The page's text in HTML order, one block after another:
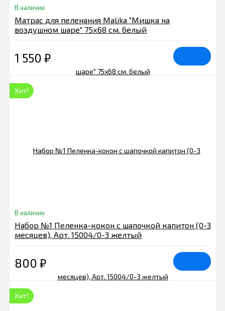
В наличии
Матрас для пеленания Malika "Мишка на
воздушном шаре" 75х68 см. белый
1 550 ₽
Хит!
В наличии
Набор №1 Пеленка-кокон с шапочкой капитон (0-3
месяцев), Арт. 15004/0-3 желтый
800 ₽
Хит!